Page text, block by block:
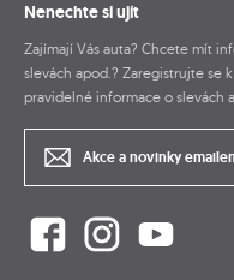
Nenechte si ujít
Zajímají Vás auta? Chcete mít
slevách apod.? Zaregistrujte se
pravidelné informace o slevách
Akce a novinky